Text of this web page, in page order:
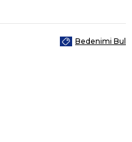
Bedenimi Bul